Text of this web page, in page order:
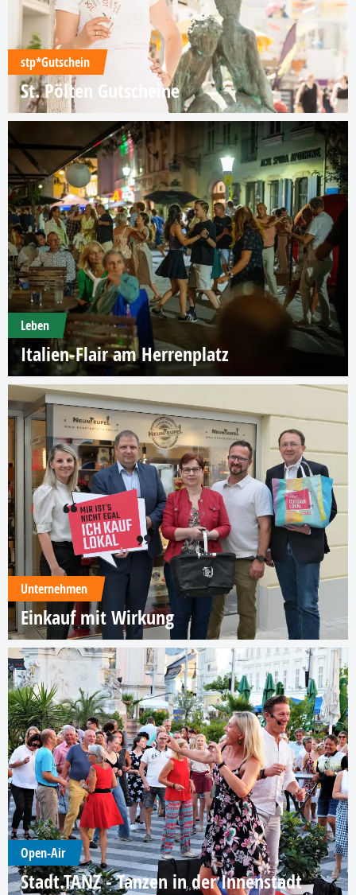
stp*Gutschein
St. Pölten Gutscheine
Leben
Italien-Flair am Herrenplatz
Unternehmen
Einkauf mit Wirkung
Open-Air
Stadt.TANZ - Tanzen in der Innenstadt